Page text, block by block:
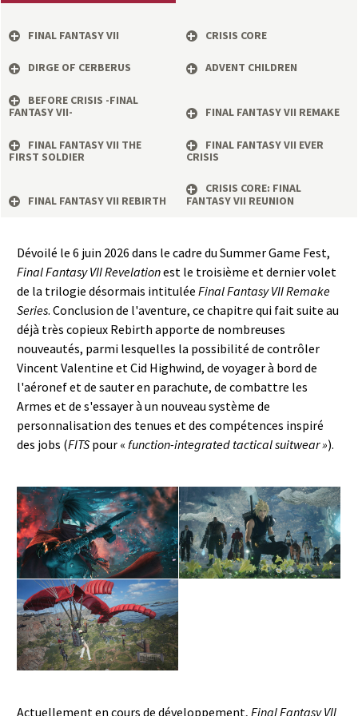
a
s
y
R
n
Dévoilé le 6 juin 2026 dans le cadre du Summer Game Fest,
Final Fantasy VII Revelationest le troisième et dernier volet
de la trilogie désormais intitulée Final Fantasy VII Remake
Series. Conclusion de l'aventure, ce chapitre qui fait suite au
déjà très copieux Rebirth apporte de nombreuses
nouveautés, parmi lesquelles la possibilité de contrôler
Vincent Valentine et Cid Highwind, de voyager à bord de
l'aéronef et de sauter en parachute, de combattre les
Armes et de s'essayer à un nouveau système de
personnalisation des tenues et des compétences inspiré
des jobs (FITS pour « function-integrated tactical suitwear »).
Actuellement en cours de développement, Final Fantasy VII
FINAL FANTASY VII CRISIS CORE
DIRGE OF CERBERUS ADVENT CHILDREN
BEFORE CRISIS -FINAL
FANTASY VII-
FINAL FANTASY VII REMAKE
FINAL FANTASY VII THE
FIRST SOLDIER
FINAL FANTASY VII EVER
CRISIS
FINAL FANTASY VII REBIRTH
CRISIS CORE: FINAL
FANTASY VII REUNION